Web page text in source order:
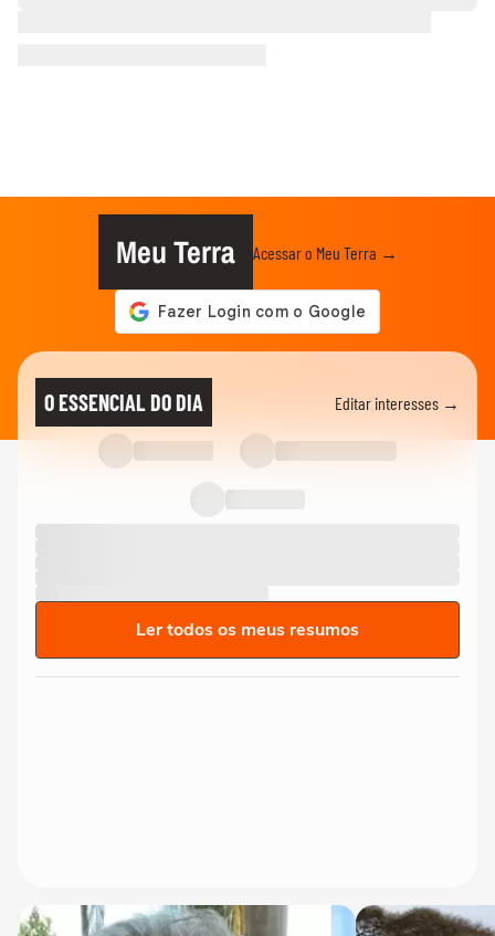
Meu Terra Acessar o Meu Terra →
O ESSENCIAL DO DIA Editar interesses →
Ler todos os meus resumos